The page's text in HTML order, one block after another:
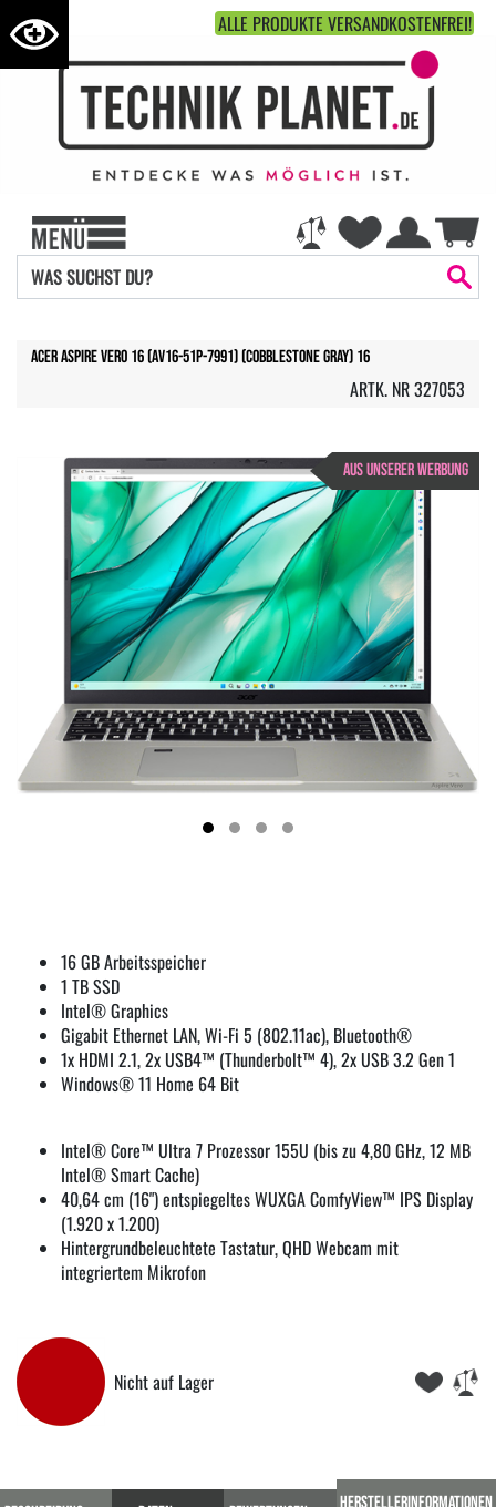
ALLE PRODUKTE VERSANDKOSTENFREI!
Acer Aspire Vero 16 (AV16-51P-7991) (cobblestone gray) 16
ARTK. NR 327053
AUS UNSERER WERBUNG
16 GB Arbeitsspeicher
1 TB SSD
Intel® Graphics
Gigabit Ethernet LAN, Wi-Fi 5 (802.11ac), Bluetooth®
1x HDMI 2.1, 2x USB4™ (Thunderbolt™ 4), 2x USB 3.2 Gen 1
Windows® 11 Home 64 Bit
Intel® Core™ Ultra 7 Prozessor 155U (bis zu 4,80 GHz, 12 MB
Intel® Smart Cache)
40,64 cm (16") entspiegeltes WUXGA ComfyView™ IPS Display
(1.920 x 1.200)
Hintergrundbeleuchtete Tastatur, QHD Webcam mit
integriertem Mikrofon
Nicht auf Lager